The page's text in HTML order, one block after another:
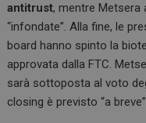
antitrust, mentre Metsera
“infondate”. Alla fine, le
board hanno spinto la
approvata dalla FTC.
sarà sottoposta al voto
closing è previsto “a